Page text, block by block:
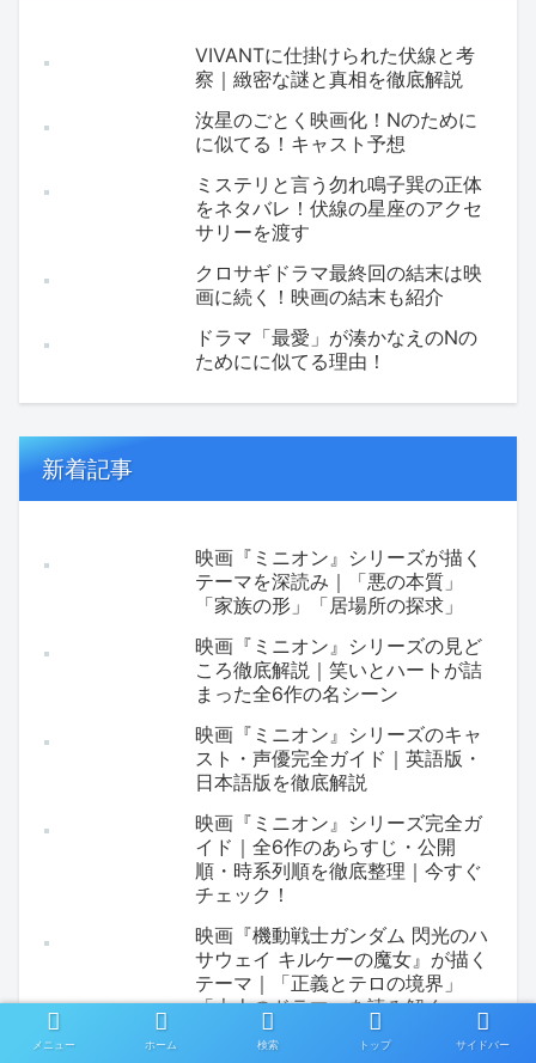
VIVANTに仕掛けられた伏線と考
察｜緻密な謎と真相を徹底解説
汝星のごとく映画化！Nのために
に似てる！キャスト予想
ミステリと言う勿れ鳴子巽の正体
をネタバレ！伏線の星座のアクセ
サリーを渡す
クロサギドラマ最終回の結末は映
画に続く！映画の結末も紹介
ドラマ「最愛」が湊かなえのNの
ためにに似てる理由！
新着記事
映画『ミニオン』シリーズが描く
テーマを深読み｜「悪の本質」
「家族の形」「居場所の探求」
映画『ミニオン』シリーズの見ど
ころ徹底解説｜笑いとハートが詰
まった全6作の名シーン
映画『ミニオン』シリーズのキャ
スト・声優完全ガイド｜英語版・
日本語版を徹底解説
映画『ミニオン』シリーズ完全ガ
イド｜全6作のあらすじ・公開
順・時系列順を徹底整理｜今すぐ
チェック！
映画『機動戦士ガンダム 閃光のハ
サウェイ キルケーの魔女』が描く
テーマ｜「正義とテロの境界」
「大人のドラマ」を読み解く
メニュー ホーム 検索 トップ サイドバー